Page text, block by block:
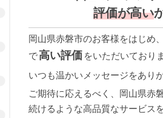
評価が高い
岡山県赤磐市のお客様をはじめ
で高い評価 をいただいており
いつも温かいメッセージをあり
ご期待に応えるべく、岡山県赤
続けるような高品質なサービス